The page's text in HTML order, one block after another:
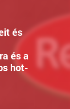
és
és a
hot-